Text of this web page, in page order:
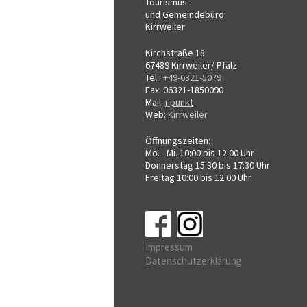
und Gemeindebüro
Kirrweiler
Kirchstraße 18
67489 Kirrweiler/ Pfalz
Tel.: +49-6321-5079
Fax: 06321-1850090
Mail: i-punkt
Web: Kirrweiler
Öffnungszeiten:
Mo. - Mi. 10:00 bis 12:00 Uhr
Donnerstag 15:30 bis 17:30 Uhr
Freitag 10:00 bis 12:00 Uhr
Impressum
Datenschutzerklärung